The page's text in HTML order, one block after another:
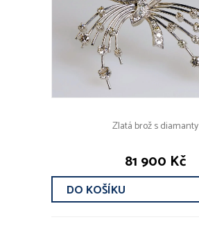
Zlatá brož s diamanty
81 900 Kč
DO KOŠÍKU